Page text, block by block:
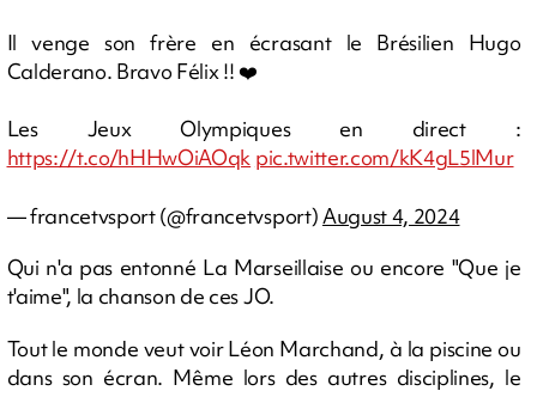
Il venge son frère en écrasant le Brésilien Hugo
Calderano. Bravo Félix !! ❤️
Les Jeux Olympiques en direct :
https://t.co/hHHwOiAOqk pic.twitter.com/kK4gL5lMur
— francetvsport (@francetvsport)August 4, 2024
Qui n'a pas entonné La Marseillaise ou encore "Que je
t'aime", la chanson de ces JO.
Tout le monde veut voir Léon Marchand, à la piscine ou
dans son écran. Même lors des autres disciplines, le